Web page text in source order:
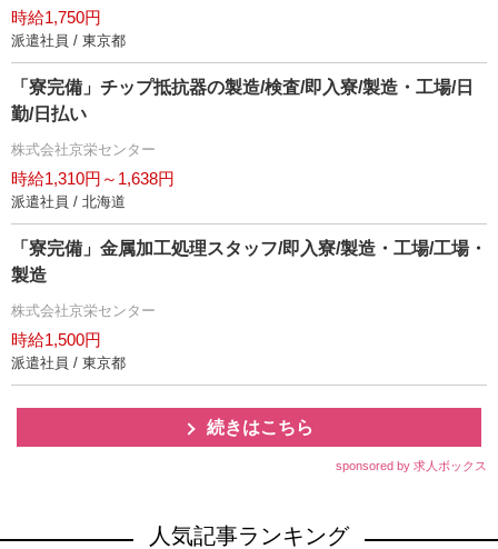
時給1,750円
派遣社員 / 東京都
「寮完備」チップ抵抗器の製造/検査/即入寮/製造・工場/日
勤/日払い
株式会社京栄センター
時給1,310円～1,638円
派遣社員 / 北海道
「寮完備」金属加工処理スタッフ/即入寮/製造・工場/工場・
製造
株式会社京栄センター
時給1,500円
派遣社員 / 東京都
続きはこちら
sponsored by 求人ボックス
人気記事ランキング